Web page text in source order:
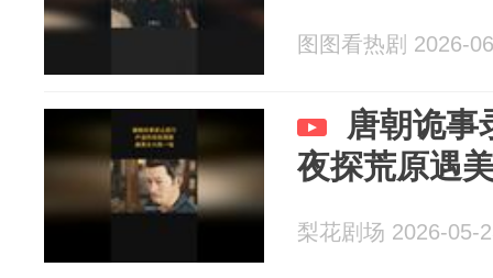
图图看热剧 2026-
唐朝诡事
夜探荒原遇
梨花剧场 2026-05-